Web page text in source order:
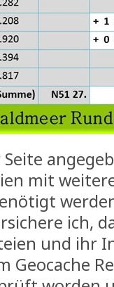
Seite
mit
ich,
und ihr
Geocache